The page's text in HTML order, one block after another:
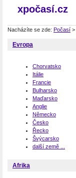
xpočasí.cz
Nacházíte se zde: Počasí >
Evropa
Chorvatsko
Itálie
Francie
Bulharsko
Maďarsko
Anglie
Německo
Česko
Řecko
Švýcarsko
další země ...
Afrika